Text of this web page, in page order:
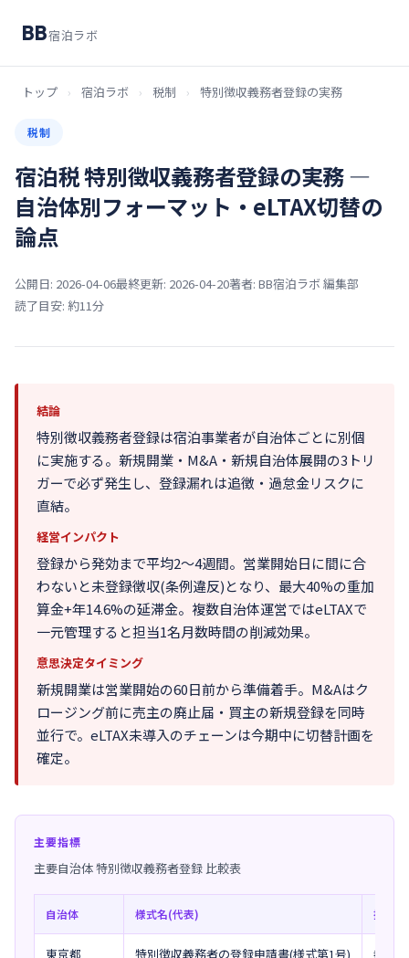
BB宿泊ラボ
トップ › 宿泊ラボ › 税制 › 特別徴収義務者登録の実務
税制
宿泊税 特別徴収義務者登録の実務 ―
自治体別フォーマット・eLTAX切替の
論点
公開日: 2026-04-06最終更新: 2026-04-20著者: BB宿泊ラボ 編集部
読了目安: 約11分
結論
特別徴収義務者登録は宿泊事業者が自治体ごとに別個
に実施する。新規開業・M&A・新規自治体展開の3トリ
ガーで必ず発生し、登録漏れは追徴・過怠金リスクに
直結。
経営インパクト
登録から発効まで平均2〜4週間。営業開始日に間に合
わないと未登録徴収(条例違反)となり、最大40%の重加
算金+年14.6%の延滞金。複数自治体運営ではeLTAXで
一元管理すると担当1名月数時間の削減効果。
意思決定タイミング
新規開業は営業開始の60日前から準備着手。M&Aはク
ロージング前に売主の廃止届・買主の新規登録を同時
並行で。eLTAX未導入のチェーンは今期中に切替計画を
確定。
主要指標
主要自治体 特別徴収義務者登録 比較表
自治体 様式名(代表) 提出方
東京都 特別徴収義務者の登録申請書(様式第1号) 都税